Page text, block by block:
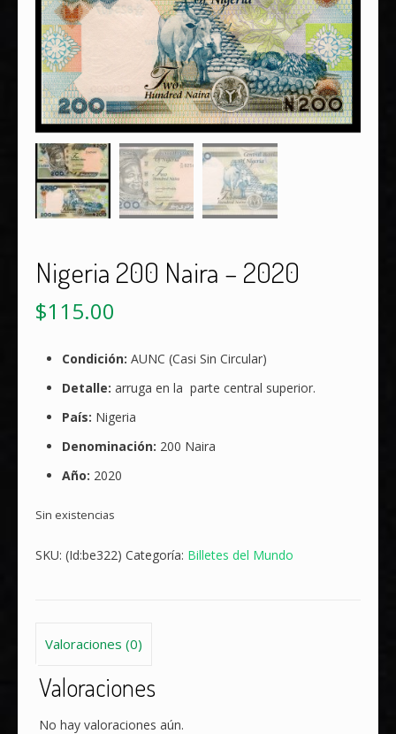
Nigeria 200 Naira – 2020
$115.00
Condición: AUNC (Casi Sin Circular)
Detalle: arruga en la parte central superior.
País: Nigeria
Denominación: 200 Naira
Año: 2020
Sin existencias
SKU: (Id:be322) Categoría: Billetes del Mundo
Valoraciones (0)
Valoraciones
No hay valoraciones aún.